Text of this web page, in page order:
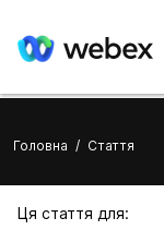
Головна / Стаття
Ця стаття для: